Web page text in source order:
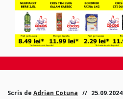
Scris de Adrian Cotuna 25.09.2024